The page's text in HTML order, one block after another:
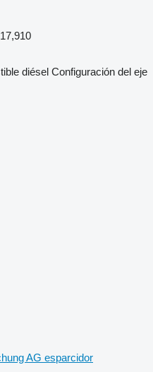
diésel Configuración del eje
AG esparcidor